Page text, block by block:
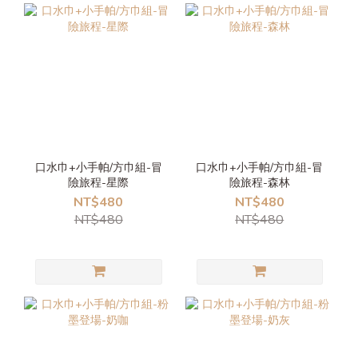
口水巾+小手帕/方巾組-冒
險旅程-星際
NT$480
NT$480
口水巾+小手帕/方巾組-冒
險旅程-森林
NT$480
NT$480